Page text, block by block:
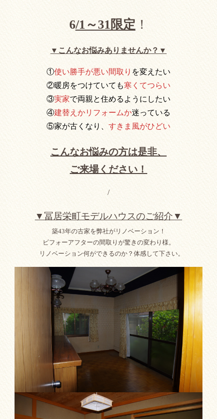
6/1～31限定 ！
▼こんなお悩みありませんか？▼
①使い勝手が悪い間取り を変えたい
②暖房をつけていても寒くてつらい
③実家で両親と住めるようにしたい
④建替えかリフォームか迷っている
⑤家が古くなり、 すきま風がひどい
こんなお悩みの方は是非、
ご来場ください！
/
▼冨居栄町モデルハウスのご紹介▼
築43年の古家を弊社がリノベーション！
ビフォーアフターの間取りが驚きの変わり様。
リノベーション何ができるのか？体感して下さい。